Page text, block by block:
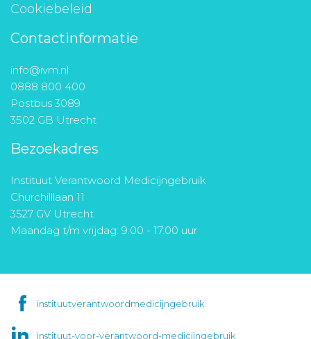
Cookiebeleid
Contactinformatie
info@ivm.nl
0888 800 400
Postbus 3089
3502 GB Utrecht
Bezoekadres
Instituut Verantwoord Medicijngebruik
Churchilllaan 11
3527 GV Utrecht
Maandag t/m vrijdag: 9.00 - 17.00 uur
instituutverantwoordmedicijngebruik
instituut-voor-verantwoord-medicijngebruik